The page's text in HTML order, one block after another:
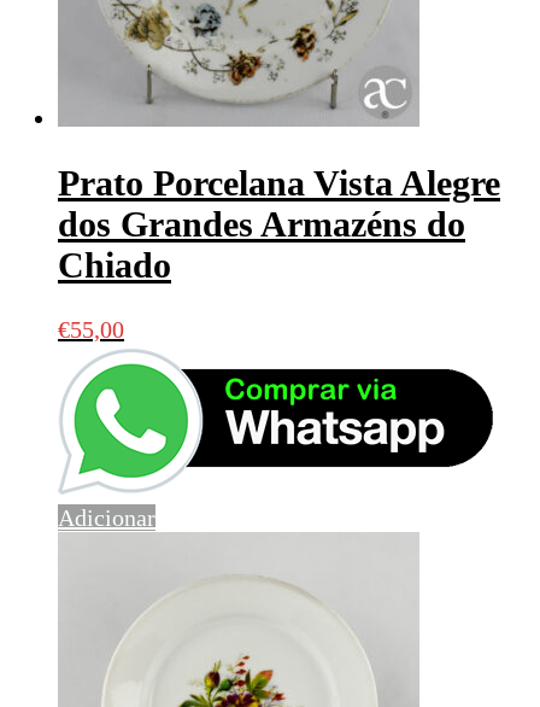
Prato Porcelana Vista Alegre
dos Grandes Armazéns do
Chiado
€55,00
Adicionar